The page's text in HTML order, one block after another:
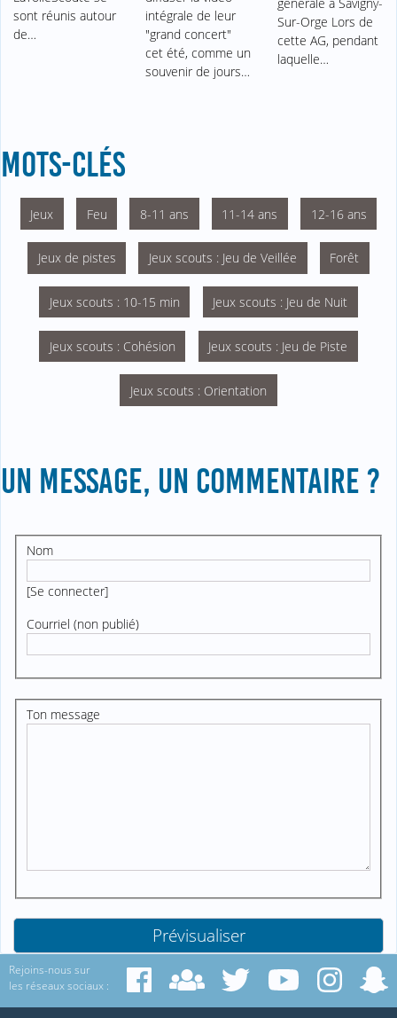
sont réunis autour
de…
intégrale de leur
"grand concert"
cet été, comme un
souvenir de jours…
générale à Savigny-
Sur-Orge Lors de
cette AG, pendant
laquelle…
MOTS-CLÉS
Jeux Feu 8-11 ans 11-14 ans 12-16 ans
Jeux de pistes Jeux scouts : Jeu de Veillée Forêt
Jeux scouts : 10-15 min Jeux scouts : Jeu de Nuit
Jeux scouts : Cohésion Jeux scouts : Jeu de Piste
Jeux scouts : Orientation
UN MESSAGE, UN COMMENTAIRE ?
Nom
[Se connecter]
Courriel (non publié)
Ton message
Rejoins-nous sur
les réseaux sociaux :